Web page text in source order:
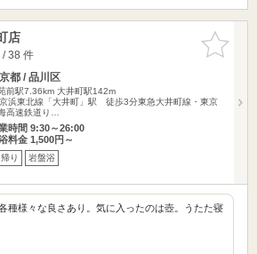
お気に入
りに追加
店
/ 38 件
都 / 品川区
前駅7.36km 大井町駅142m
浜東北線「大井町」駅 徒歩3分東急大井町線・東京
高速鉄道り…
時間 9:30～26:00
料金 1,500円～
り 岩盤浴
種様々な良さあり。気に入ったのは壺。うたた寝